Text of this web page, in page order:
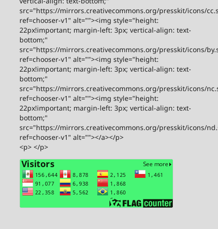
src="https://mirrors.creativecommons.org/presskit/icons/
ref=chooser-v1" alt=""><img style="height:
22px!important; margin-left: 3px; vertical-align: text-
bottom;"
src="https://mirrors.creativecommons.org/presskit/icons/
ref=chooser-v1" alt=""><img style="height:
22px!important; margin-left: 3px; vertical-align: text-
bottom;"
src="https://mirrors.creativecommons.org/presskit/icons/
ref=chooser-v1" alt=""><img style="height:
22px!important; margin-left: 3px; vertical-align: text-
bottom;"
src="https://mirrors.creativecommons.org/presskit/icons/
ref=chooser-v1" alt=""></a></p>
<p> </p>